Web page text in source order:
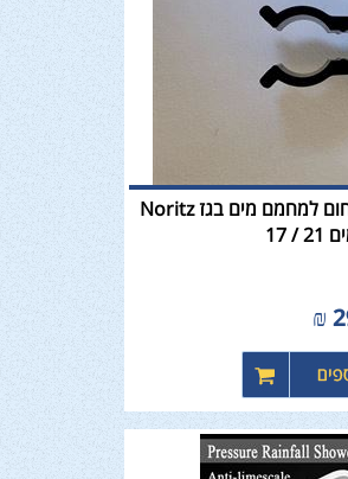
חיישן טמפרטורה למחליף חום למחמם מים בגז Noritz
17
₪